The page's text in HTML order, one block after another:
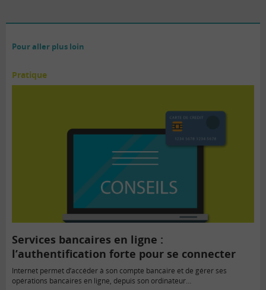
Pour aller plus loin
Pratique
Services bancaires en ligne :
l’authentification forte pour se connecter
Internet permet d’accéder à son compte bancaire et de gérer ses
opérations bancaires en ligne, depuis son ordinateur…